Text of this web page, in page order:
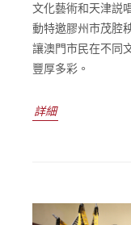
文化藝術和天津説
動特邀膠州市茂腔
讓澳門市民在不同
豐厚多彩。
詳細